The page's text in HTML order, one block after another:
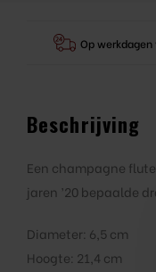
Op
Beschrijving
Een champagne flute
jaren ’20 bepaalde
Diameter: 6,5 cm
Hoogte: 21,4 cm